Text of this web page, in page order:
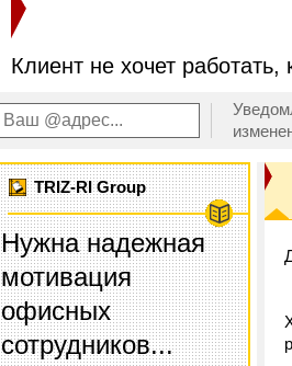
Клиент не хочет работать,
TRIZ-RI Group
Нужна надежная
мотивация
офисных
сотрудников...